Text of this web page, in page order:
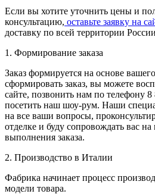
Если вы хотите уточнить цены и
консультацию, оставьте заявку на
доставку по всей территории
1. Формирование заказа
Заказ формируется на основе
сформировать заказ, вы можете
сайте, позвонить нам по телефону
посетить наш шоу-рум. Наши
на все ваши вопросы,
отделке и буду сопровождать вас
выполнения заказа.
2. Производство в Италии
Фабрика начинает процесс
модели товара.